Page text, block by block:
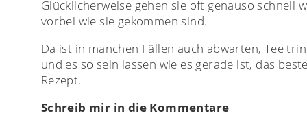
Glücklicherweise gehen sie oft genauso schnell
vorbei wie sie gekommen sind.
Da ist in manchen Fällen auch abwarten, Tee
und es so sein lassen wie es gerade ist, das
Rezept.
Schreib mir in die Kommentare